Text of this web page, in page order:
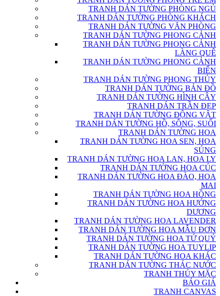
TRANH DÁN TƯỜNG PHÒNG NGỦ
TRANH DÁN TƯỜNG PHÒNG KHÁCH
TRANH DÁN TƯỜNG VĂN PHÒNG
TRANH DÁN TƯỜNG PHONG CẢNH
TRANH DÁN TƯỜNG PHONG CẢNH
LÀNG QUÊ
TRANH DÁN TƯỜNG PHONG CẢNH
BIỂN
TRANH DÁN TƯỜNG PHONG THỦY
TRANH DÁN TƯỜNG BẢN ĐỒ
TRANH DÁN TƯỜNG HÌNH CÂY
TRANH DÁN TRẦN ĐẸP
TRANH DÁN TƯỜNG ĐỘNG VẬT
TRANH DÁN TƯỜNG HỒ, SÔNG, SUỐI
TRANH DÁN TƯỜNG HOA
TRANH DÁN TƯỜNG HOA SEN, HOA
SÚNG
TRANH DÁN TƯỜNG HOA LAN, HOA LY
TRANH DÁN TƯỜNG HOA CÚC
TRANH DÁN TƯỜNG HOA ĐÀO, HOA
MAI
TRANH DÁN TƯỜNG HOA HỒNG
TRANH DÁN TƯỜNG HOA HƯỚNG
DƯƠNG
TRANH DÁN TƯỜNG HOA LAVENDER
TRANH DÁN TƯỜNG HOA MẪU ĐƠN
TRANH DÁN TƯỜNG HOA TỨ QUÝ
TRANH DÁN TƯỜNG HOA TUYLIP
TRANH DÁN TƯỜNG HOA KHÁC
TRANH DÁN TƯỜNG THÁC NƯỚC
TRANH THỦY MẶC
BÁO GIÁ
TRANH CANVAS